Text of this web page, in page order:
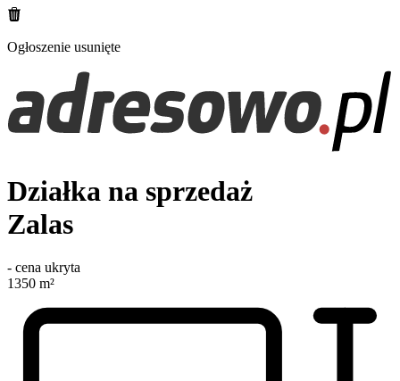
Ogłoszenie usunięte
Działka na sprzedaż
Zalas
- cena ukryta
1350 m²